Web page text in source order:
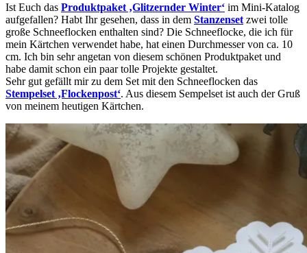
Ist Euch das Produktpaket ‚Glitzernder Winter‘ im Mini-Katalog
aufgefallen? Habt Ihr gesehen, dass in dem Stanzenset zwei tolle
große Schneeflocken enthalten sind? Die Schneeflocke, die ich für
mein Kärtchen verwendet habe, hat einen Durchmesser von ca. 10
cm. Ich bin sehr angetan von diesem schönen Produktpaket und
habe damit schon ein paar tolle Projekte gestaltet.
Sehr gut gefällt mir zu dem Set mit den Schneeflocken das
Stempelset ‚Flockenpost‘. Aus diesem Sempelset ist auch der Gruß
von meinem heutigen Kärtchen.